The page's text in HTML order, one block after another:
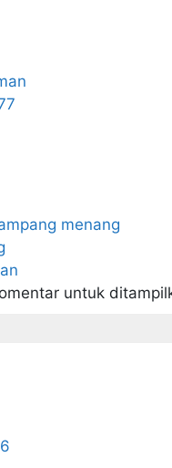
menang
untuk